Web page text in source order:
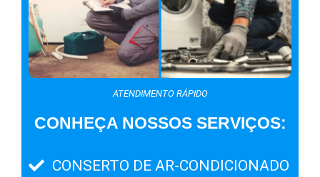
ATENDIMENTO RÁPIDO
CONHEÇA NOSSOS SERVIÇOS:
CONSERTO DE AR-CONDICIONADO